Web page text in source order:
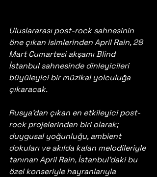
Uluslararası post-rock sahnesinin
öne çıkan isimlerinden April Rain, 28
Mart Cumartesi akşamı Blind
İstanbul sahnesinde dinleyicileri
büyüleyici bir müzikal yolculuğa
çıkaracak.
Rusya’dan çıkan en etkileyici post-
rock projelerinden biri olarak;
duygusal yoğunluğu, ambient
dokuları ve akılda kalan melodileriyle
tanınan April Rain, İstanbul’daki bu
özel konseriyle hayranlarıyla